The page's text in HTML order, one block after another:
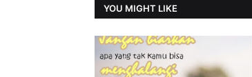
YOU MIGHT LIKE